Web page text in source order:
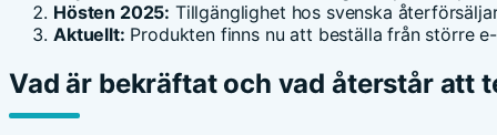
Hösten 2025: Tillgänglighet hos svenska
Aktuellt: Produkten finns nu att beställa från större
Vad är bekräftat och vad återstår att